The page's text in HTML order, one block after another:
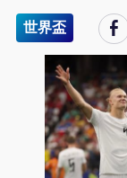
世界盃